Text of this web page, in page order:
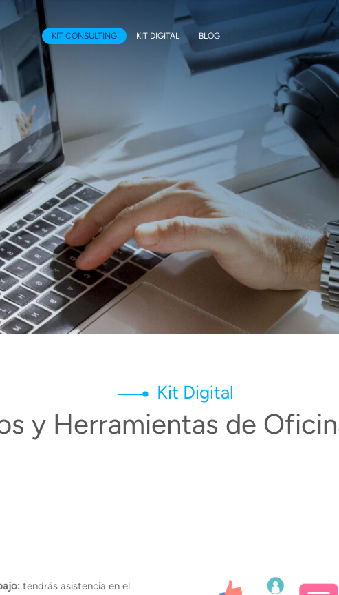
KIT CONSULTING KIT DIGITAL BLOG
Kit Digital
y Herramientas de
tendrás asistencia en el